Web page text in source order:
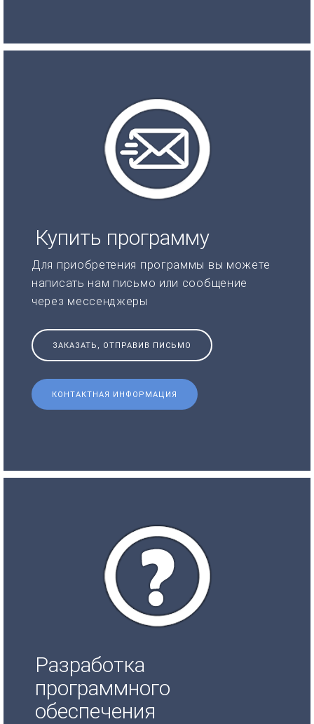
Купить программу
Для приобретения программы вы можете
написать нам письмо или сообщение
через мессенджеры
ЗАКАЗАТЬ, ОТПРАВИВ ПИСЬМО
КОНТАКТНАЯ ИНФОРМАЦИЯ
Разработка
программного
обеспечения